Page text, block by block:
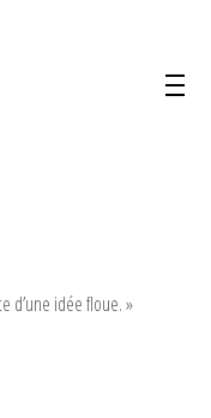
d’une idée floue. »